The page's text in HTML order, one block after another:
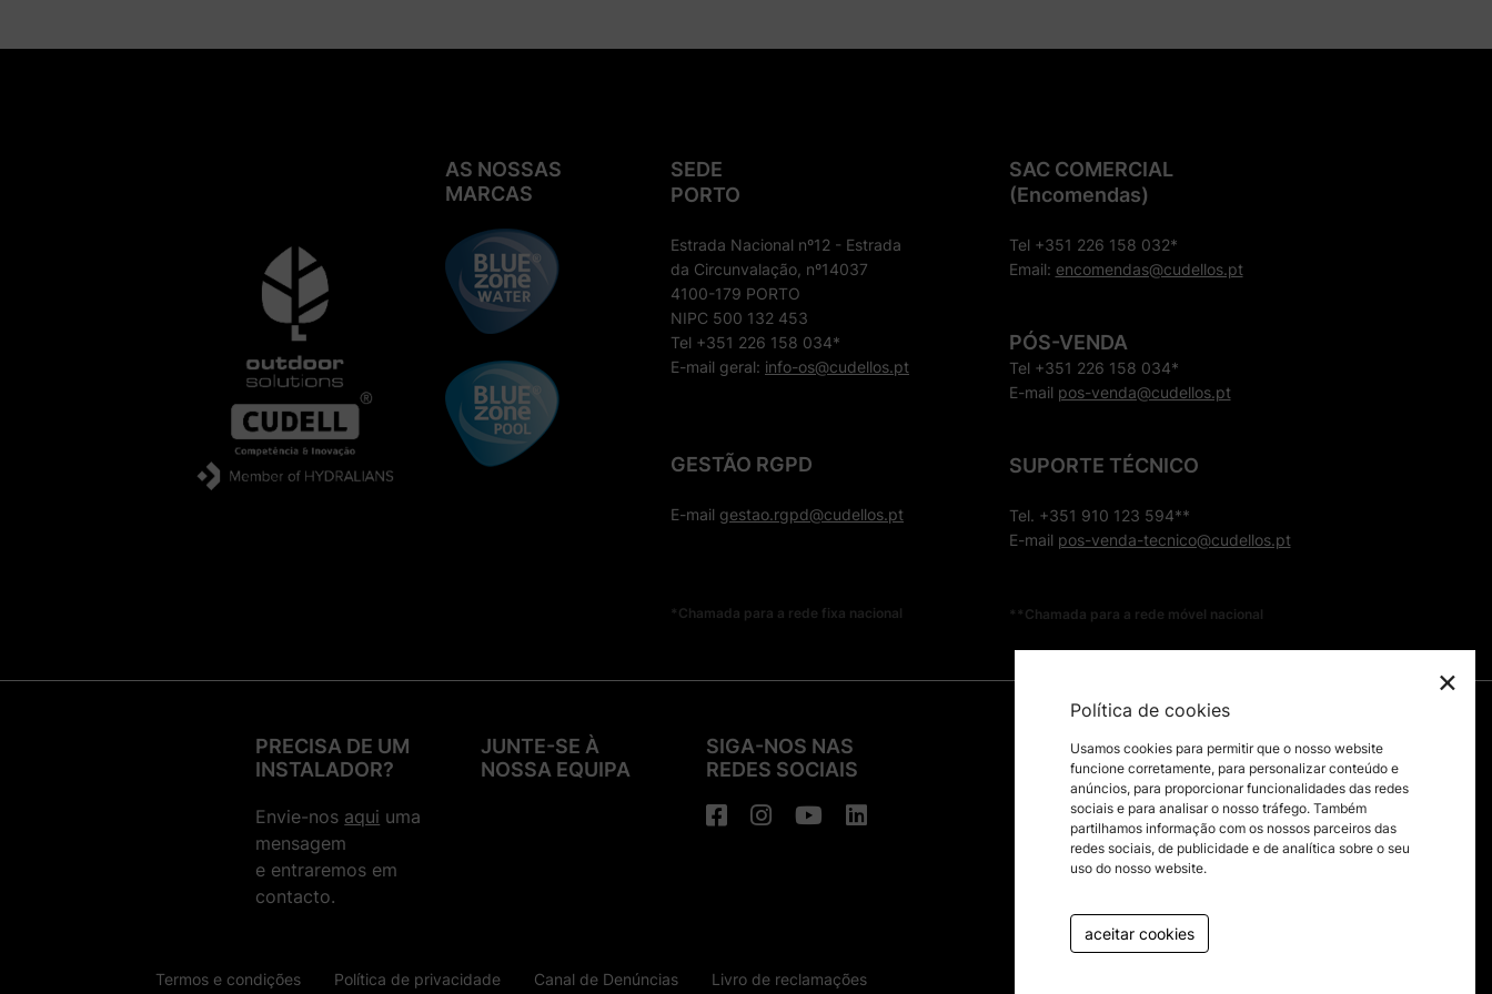
AS NOSSAS
MARCAS
SEDE
PORTO
Estrada Nacional nº12 - Estrada
da Circunvalação, nº14037
4100-179 PORTO
NIPC 500 132 453
Tel +351 226 158 034*
E-mail geral: info-os@cudellos.pt
GESTÃO RGPD
E-mail gestao.rgpd@cudellos.pt
*Chamada para a rede fixa nacional
SAC COMERCIAL
(Encomendas)
Tel +351 226 158 032*
Email: encomendas@cudellos.pt
PÓS-VENDA
Tel +351 226 158 034*
E-mail pos-venda@cudellos.pt
SUPORTE TÉCNICO
Tel. +351 910 123 594**
E-mail pos-venda-tecnico@cudellos.pt
**Chamada para a rede móvel nacional
PRECISA DE UM
INSTALADOR?
Envie-nos aqui uma
mensagem
e entraremos em
contacto.
JUNTE-SE À
NOSSA EQUIPA
SIGA-NOS NAS
REDES SOCIAIS
Termos e condições Política de privacidade Canal de Denúncias Livro de reclamações
×
Política de cookies
Usamos cookies para permitir que o nosso website
funcione corretamente, para personalizar conteúdo e
anúncios, para proporcionar funcionalidades das redes
sociais e para analisar o nosso tráfego. Também
partilhamos informação com os nossos parceiros das
redes sociais, de publicidade e de analítica sobre o seu
uso do nosso website.
aceitar cookies